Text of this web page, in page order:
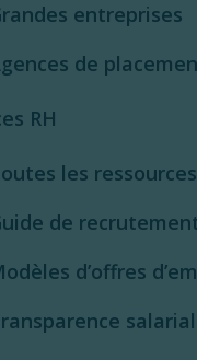
entreprises
de
RH
les ressources
de
d’offres